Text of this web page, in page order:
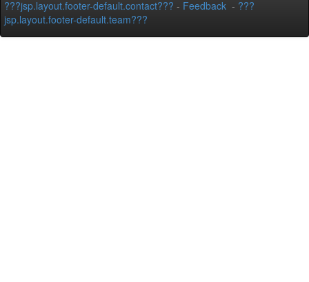
???jsp.layout.footer-default.contact??? - Feedback - ???
jsp.layout.footer-default.team???